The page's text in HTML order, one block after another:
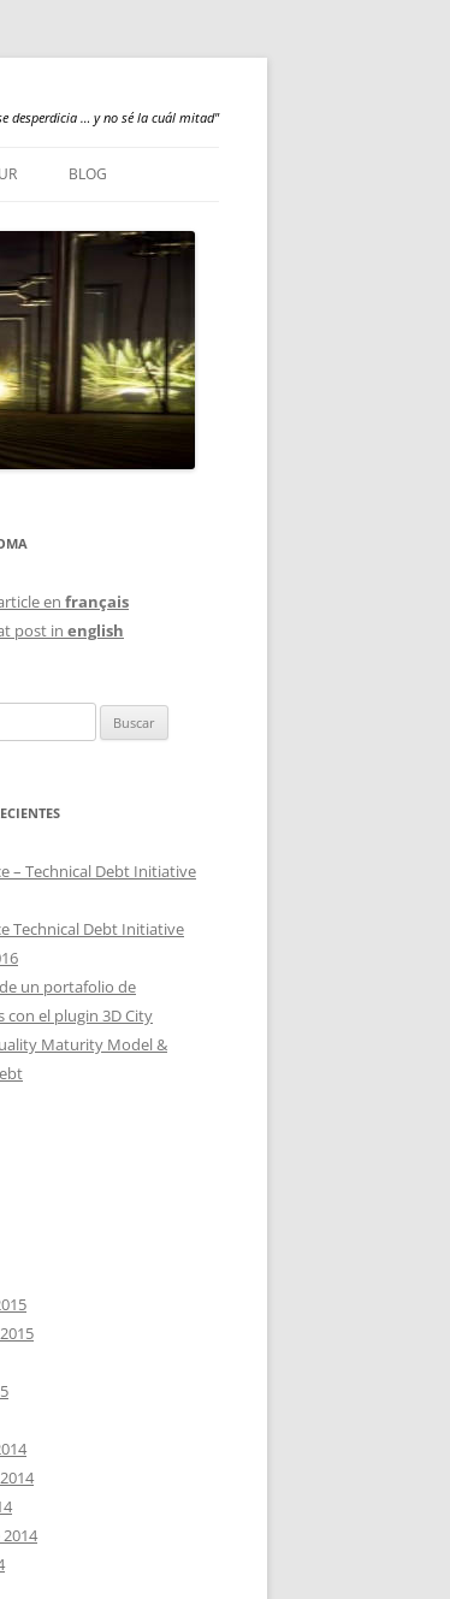
desperdicia … y no sé la cuál mitad"
BLOG
en français
post in english
– Technical Debt Initiative
Technical Debt Initiative
un portafolio de
con el plugin 3D City
Maturity Model &